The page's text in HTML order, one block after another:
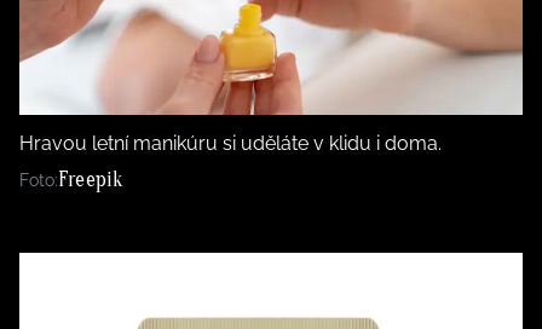
Hravou letní manikúru si uděláte v klidu i doma.
Foto:Freepik